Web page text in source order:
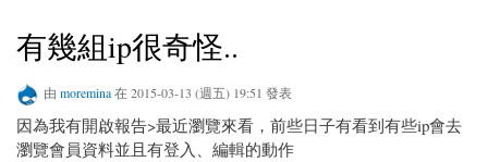
有幾組ip很奇怪..
由 moremina在 2015-03-13 (週五) 19:51 發表
因為我有開啟報告>最近瀏覽來看，前些日子有看到有些ip會去
瀏覽會員資料並且有登入、編輯的動作